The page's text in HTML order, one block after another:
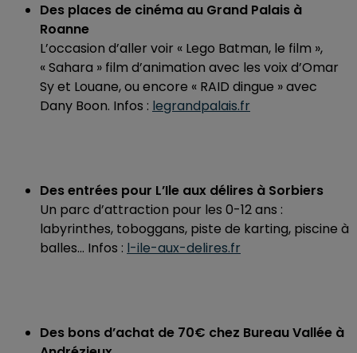
Des places de cinéma au Grand Palais à
Roanne
L’occasion d’aller voir « Lego Batman, le film »,
« Sahara » film d’animation avec les voix d’Omar
Sy et Louane, ou encore « RAID dingue » avec
Dany Boon. Infos : legrandpalais.fr
Des entrées pour L’Ile aux délires à Sorbiers
Un parc d’attraction pour les 0-12 ans :
labyrinthes, toboggans, piste de karting, piscine à
balles… Infos : l-ile-aux-delires.fr
Des bons d’achat de 70€ chez Bureau Vallée à